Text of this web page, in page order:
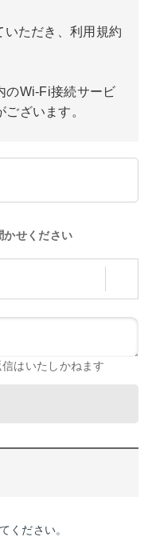
ただき、利用規約
のWi-Fi接続サービ
ざいます。
かせください
はいたしかねます
ください。